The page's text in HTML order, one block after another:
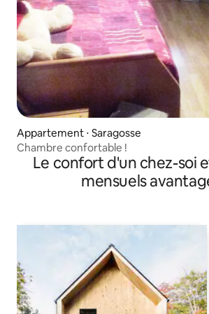
Appartement ⋅ Saragosse
Chambre confortable !
Le confort d'un chez-soi
mensuels